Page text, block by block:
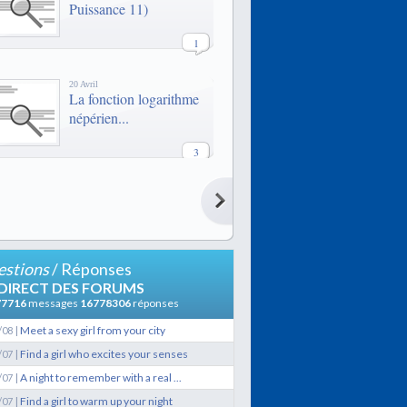
Puissance 11)
1
20 Avril
La fonction logarithme
népérien...
3
3
21 Février
LES QUAIS
9
29 Janvier
Lexique de termes
/ Réponses
DES FORUMS
messages 16778306réponses
08 | Meet a sexy girl from your city
07 | Find a girl who excites your senses
07 | A night to remember with a real ...
07 | Find a girl to warm up your night